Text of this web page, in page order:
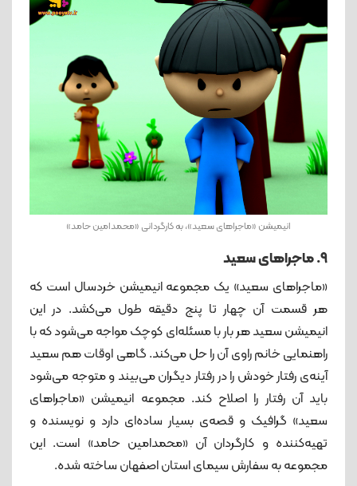
انیمیشن «ماجراهای سعید»، به کارگردانی «محمدامین حامد»
9. ماجراهای سعید
«ماجراهای سعید» یک مجموعه انیمیشن خردسال است که
هر قسمت آن چهار تا پنج دقیقه طول می‌کشد. در این
انیمیشن سعید هر بار با مسئله‌ای کوچک مواجه می‌شود که با
راهنمایی خانم راوی آن را حل می‌کند. گاهی اوقات هم سعید
آینه‌ی رفتار خودش را در رفتار دیگران می‌بیند و متوجه می‌شود
باید آن رفتار را اصلاح کند. مجموعه انیمیشن «ماجراهای
سعید» گرافیک و قصه‌ی بسیار ساده‌ای دارد و نویسنده و
تهیه‌کننده و کارگردان آن «محمدامین حامد» است. این
مجموعه به سفارش سیمای استان اصفهان ساخته شده.